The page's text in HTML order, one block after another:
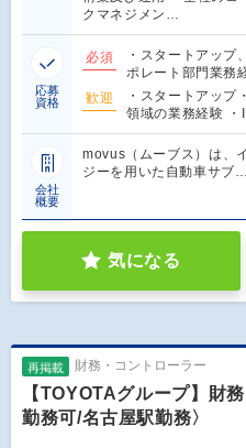
クマネジメン…
応募
資格
必須
・スタートアップ
ポレート部門業務
歓迎
・スタートアップ
領域の業務経験
会社
概要
movus（ムーブス）は、
ジーを用いた自動車サブ…
気になる
再掲載 財務・コントローラー
【TOYOTAグループ】財
勤務可/名古屋駅勤務〉